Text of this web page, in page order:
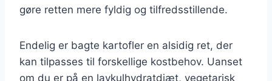
gøre retten mere fyldig og tilfredsstillende.
Endelig er bagte kartofler en alsidig ret, der
kan tilpasses til forskellige kostbehov. Uanset
om du er på en lavkulhydratdiæt, vegetarisk